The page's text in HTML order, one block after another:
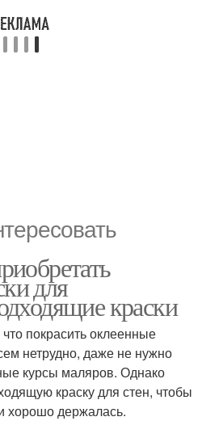
для
краски
покрасить оклеенные
нетрудно, даже не нужно
курсы маляров. Однако
краску для стен, чтобы
хорошо держалась.